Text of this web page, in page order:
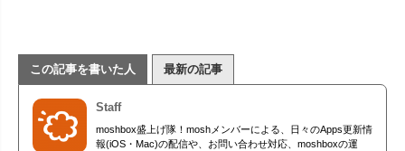
この記事を書いた人 最新の記事
Staff
moshbox盛上げ隊！moshメンバーによる、日々のApps更新情
報(iOS・Mac)の配信や、お問い合わせ対応、moshboxの運